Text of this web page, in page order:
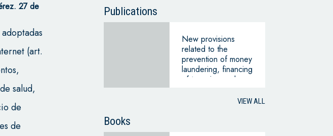
27 de
(art.
salud,
de
de
Publications
New provisions
related to the
prevention of money
laundering, financing
of terrorism and
proliferation of massVIEW ALL
Books